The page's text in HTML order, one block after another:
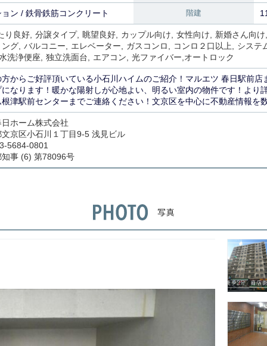
ン / 鉄骨鉄筋コンクリート 階建
り良好 分譲タイプ 眺望良好 カップル向け 女性向け 新婚さん向け
ング バルコニー エレベーター ガスコンロ コンロ２口以上 システ
洗浄便座
独立洗面台 エアコン 光ファイバー オートロック
からご好評頂いている小石川ハイムのご紹介！マルエツ 春日駅前
なります！暖かな陽射しが心地よい、明るい室内の物件です！より
津駅前センターまでご連絡ください！文京区を中心に不動産情報を
ホーム株式会社
京区小石川１丁目9-5 浅見ビル
5684-0801
知事 (6) 第78096号